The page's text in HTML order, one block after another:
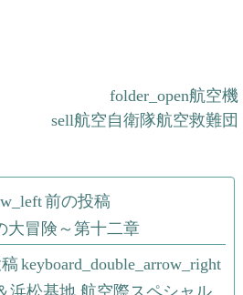
航空機
航空自衛隊航空救難団
前の投稿
大冒険～第十二章
浜松基地 航空際スペシャル